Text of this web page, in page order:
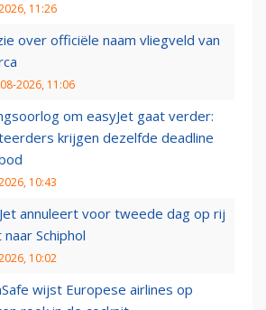
11:26
over officiële naam vliegveld van
2026, 11:06
om easyJet gaat verder:
krijgen dezelfde deadline
10:43
annuleert voor tweede dag op rij
naar Schiphol
10:02
wijst Europese airlines op